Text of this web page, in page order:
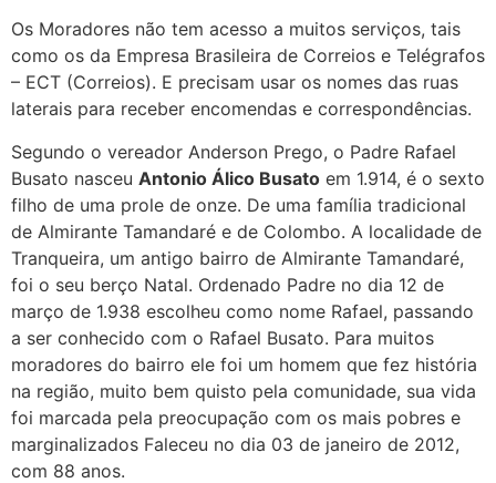
Os Moradores não tem acesso a muitos serviços, tais
como os da Empresa Brasileira de Correios e Telégrafos
– ECT (Correios). E precisam usar os nomes das ruas
laterais para receber encomendas e correspondências.
Segundo o vereador Anderson Prego, o Padre Rafael
Busato nasceu Antonio Álico Busato em 1.914, é o sexto
filho de uma prole de onze. De uma família tradicional
de Almirante Tamandaré e de Colombo. A localidade de
Tranqueira, um antigo bairro de Almirante Tamandaré,
foi o seu berço Natal. Ordenado Padre no dia 12 de
março de 1.938 escolheu como nome Rafael, passando
a ser conhecido com o Rafael Busato. Para muitos
moradores do bairro ele foi um homem que fez história
na região, muito bem quisto pela comunidade, sua vida
foi marcada pela preocupação com os mais pobres e
marginalizados Faleceu no dia 03 de janeiro de 2012,
com 88 anos.